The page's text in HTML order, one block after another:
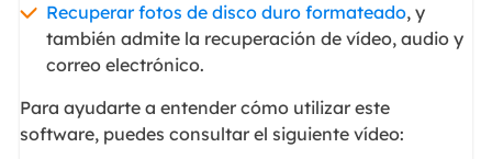
Recuperar fotos de disco duro formateado, y
también admite la recuperación de vídeo, audio y
correo electrónico.
Para ayudarte a entender cómo utilizar este
software, puedes consultar el siguiente vídeo: